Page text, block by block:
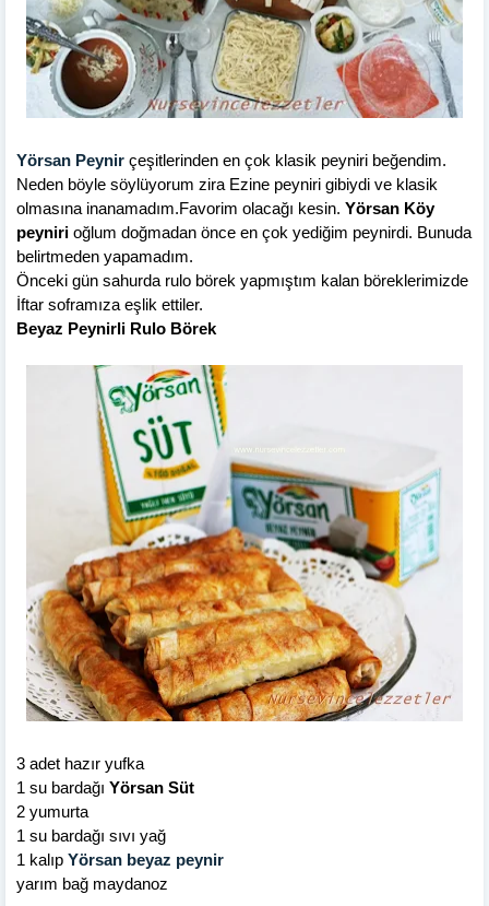
Yörsan Peynir çeşitlerinden en çok klasik peyniri beğendim.
Neden böyle söylüyorum zira Ezine peyniri gibiydi ve klasik
olmasına inanamadım.Favorim olacağı kesin. Yörsan Köy
peyniri oğlum doğmadan önce en çok yediğim peynirdi. Bunuda
belirtmeden yapamadım.
Önceki gün sahurda rulo börek yapmıştım kalan böreklerimizde
İftar soframıza eşlik ettiler.
Beyaz Peynirli Rulo Börek
3 adet hazır yufka
1 su bardağı Yörsan Süt
2 yumurta
1 su bardağı sıvı yağ
1 kalıp Yörsan beyaz peynir
yarım bağ maydanoz